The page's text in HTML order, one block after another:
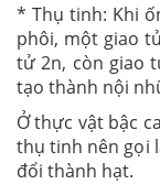
* Thụ tinh: Khi
phôi, một giao
tử 2n, còn giao
tạo thành nội
Ở thực vật bậc
thụ tinh nên gọi
đổi thành hạt.